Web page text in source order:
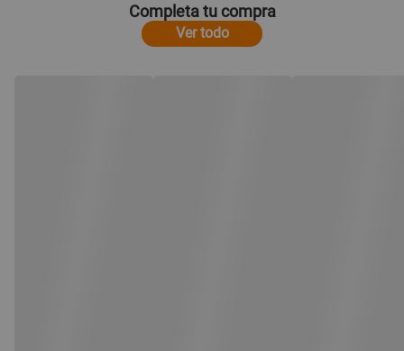
Completa tu compra
Ver todo